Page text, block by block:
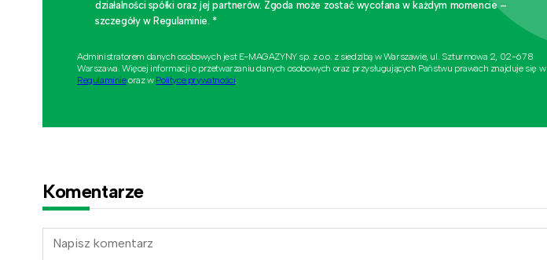
działalności spółki oraz jej partnerów. Zgoda może zostać wycofana w każdym momencie –
szczegóły w Regulaminie. *
Administratorem danych osobowych jest E-MAGAZYNY sp. z o.o. z siedzibą w Warszawie, ul. Szturmowa 2, 02-678
Warszawa. Więcej informacji o przetwarzaniu danych osobowych oraz przysługujących Państwu prawach znajduje się w
Regulaminieoraz w Polityce prywatności
Komentarze